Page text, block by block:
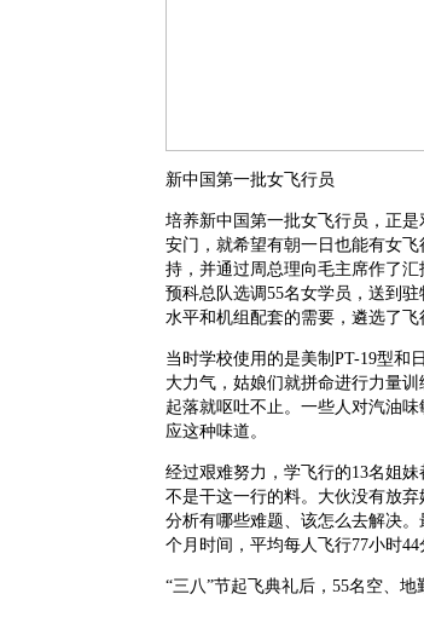
新中国第一批女飞行员
培养新中国第一批女飞行员，正
安门，就希望有朝一日也能有女
持，并通过周总理向毛主席作了
预科总队选调55名女学员，送到
水平和机组配套的需要，遴选了飞
当时学校使用的是美制PT-19型和
大力气，姑娘们就拼命进行力量
起落就呕吐不止。一些人对汽油
应这种味道。
经过艰难努力，学飞行的13名姐
不是干这一行的料。大伙没有放弃
分析有哪些难题、该怎么去解决
个月时间，平均每人飞行77小时44
“三八”节起飞典礼后，55名空、